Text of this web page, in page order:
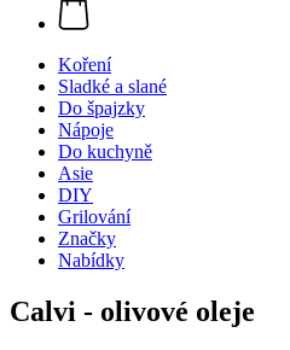
Koření
Sladké a slané
Do špajzky
Nápoje
Do kuchyně
Asie
DIY
Grilování
Značky
Nabídky
Calvi - olivové oleje